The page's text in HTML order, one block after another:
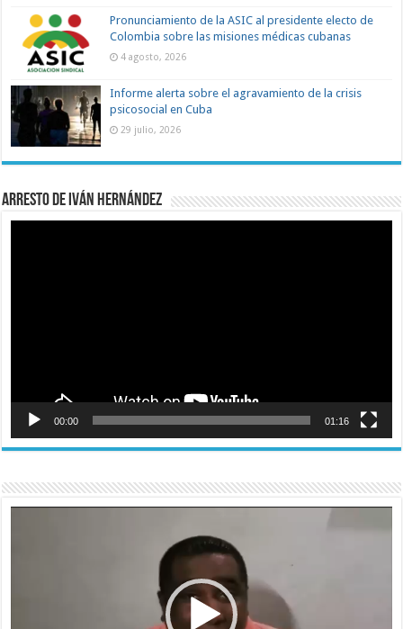
Pronunciamiento de la ASIC al presidente electo de
Colombia sobre las misiones médicas cubanas
4 agosto, 2026
Informe alerta sobre el agravamiento de la crisis
psicosocial en Cuba
29 julio, 2026
Arresto de Iván Hernández
00:00 01:16
Reproductor